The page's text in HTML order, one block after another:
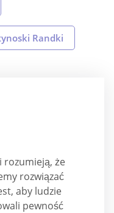
Randki
rozumieją, że
rozwiązać
aby ludzie
pewność